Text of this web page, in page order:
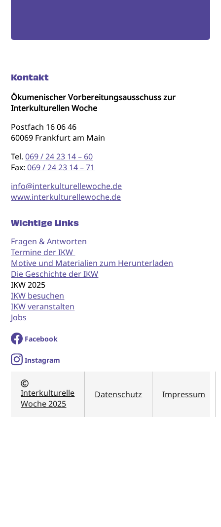
Kontakt
Ökumenischer Vorbereitungsausschuss zur
Interkulturellen Woche
Postfach 16 06 46
60069 Frankfurt am Main
Tel.069 / 24 23 14 – 60
Fax:069 / 24 23 14 – 71
info@interkulturellewoche.de
www.interkulturellewoche.de
Wichtige Links
Fragen & Antworten
Termine der IKW
Motive und Materialien zum Herunterladen
Die Geschichte der IKW
IKW 2025
IKW besuchen
IKW veranstalten
Jobs
Facebook
Instagram
Interkulturelle
Woche 2025
Datenschutz Impressum